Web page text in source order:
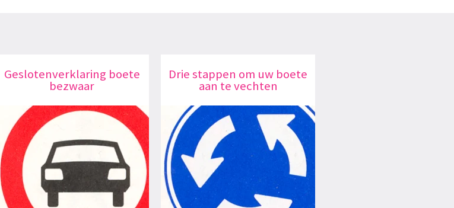
Geslotenverklaring boete
bezwaar
Drie stappen om uw boete
aan te vechten